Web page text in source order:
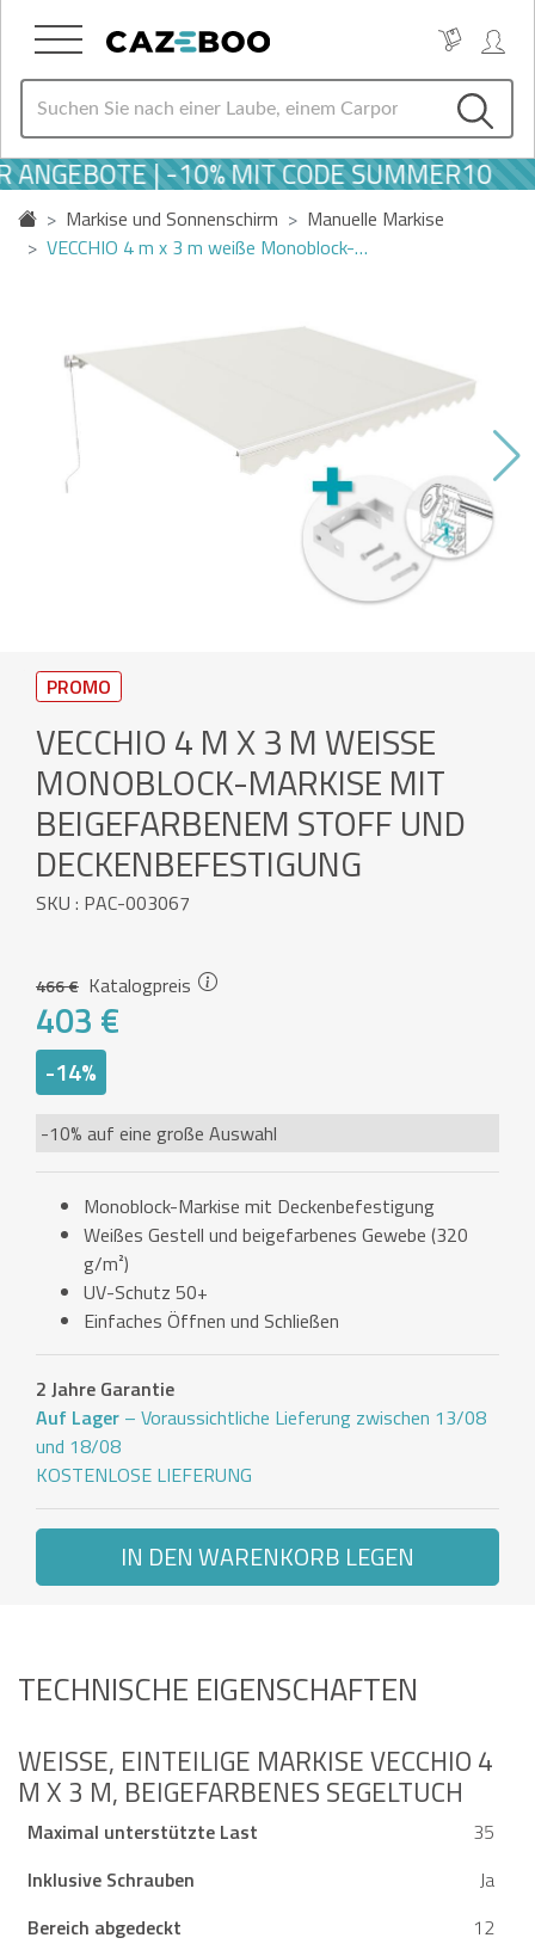
| -10% MIT CODE SUMMER10
Markise und Sonnenschirm
Manuelle Markise
VECCHIO 4 m x 3 m weiße Monoblock-…
PROMO
VECCHIO 4 M X 3 M WEISSE M
ONOBLOCK-MARKISE MIT B
EIGEFARBENEM STOFF UND D
ECKENBEFESTIGUNG
SKU : PAC-003067
466 € Katalogpreis
403 €
-14%
-10% auf eine große Auswahl
Monoblock-Markise mit Deckenbefestigung
Weißes Gestell und beigefarbenes Gewebe (320
g/m²)
UV-Schutz 50+
Einfaches Öffnen und Schließen
2 Jahre Garantie
Auf Lager – Voraussichtliche Lieferung zwischen 13/08
und 18/08
KOSTENLOSE LIEFERUNG
IN DEN WARENKORB LEGEN
TECHNISCHE EIGENSCHAFTEN
WEISSE, EINTEILIGE MARKISE VECCHIO 4 M
X 3 M, BEIGEFARBENES SEGELTUCH
Maximal unterstützte Last
35
Inklusive Schrauben
Ja
Bereich abgedeckt
12